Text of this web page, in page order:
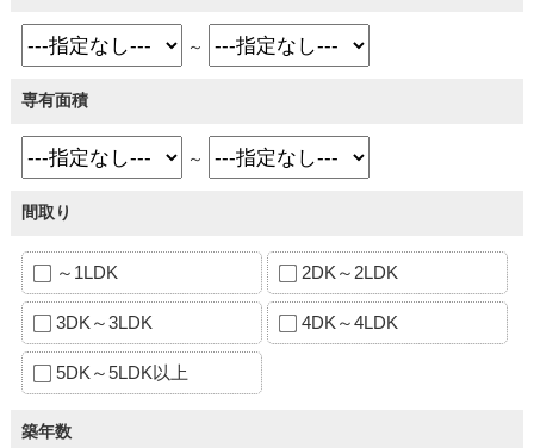
～
専有面積
～
間取り
～1LDK 2DK～2LDK
3DK～3LDK 4DK～4LDK
5DK～5LDK以上
築年数